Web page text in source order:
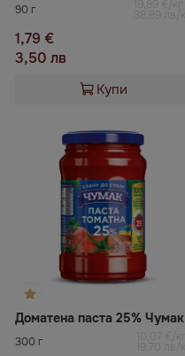
90 г 19,89 €/кг
38,89 лв/кг
1,79 €
3,50 лв
Купи
Доматена паста 25% Чумак
300 г 10,07 €/кг
19,70 лв/кг